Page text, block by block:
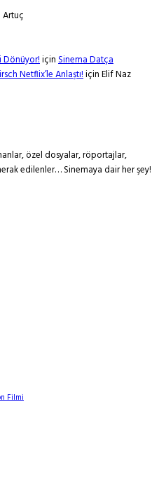
Artuç
Dönüyor!içinSinema Datça
Netflix’le Anlaştı!içinElif Naz
özel dosyalar, röportajlar,
edilenler… Sinemaya dair her şey!
Filmi